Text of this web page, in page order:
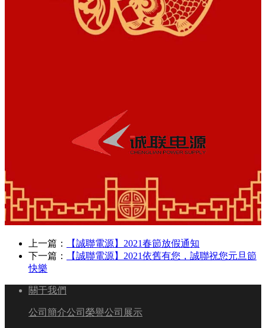
上一篇：
【誠聯電源】2021春節放假通知
下一篇：
【誠聯電源】2021依舊有您，誠聯祝您元旦節
快樂
關于我們
公司簡介公司榮譽公司展示